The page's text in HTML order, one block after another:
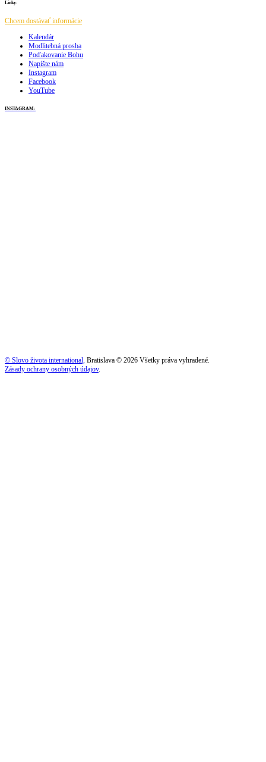
Linky:
Chcem dostávať informácie
Kalendár
Modlitebná prosba
Poďakovanie Bohu
Napíšte nám
Instagram
Facebook
YouTube
INSTAGRAM:
© Slovo života international, Bratislava © 2026 Všetky práva vyhradené.
Zásady ochrany osobných údajov.